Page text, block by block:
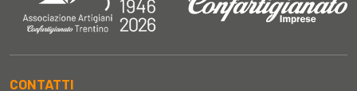
CONTATTI